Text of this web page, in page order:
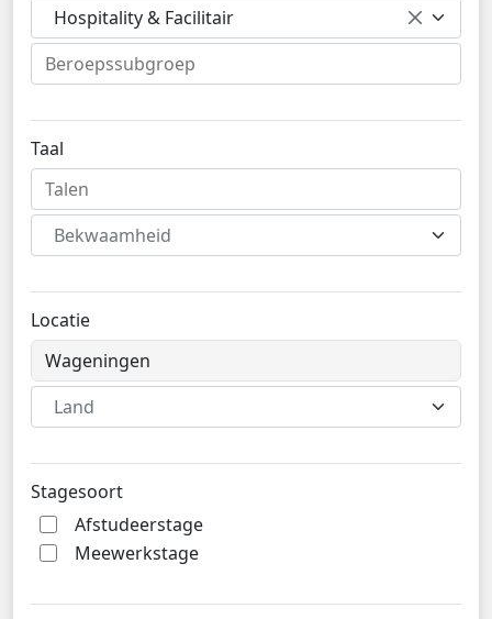
Hospitality & Facilitair
Taal
Bekwaamheid
Locatie
Land
Stagesoort
Afstudeerstage
Meewerkstage